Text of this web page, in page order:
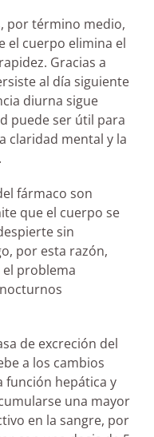
por término medio,
el cuerpo elimina el
Gracias a
al día siguiente
diurna sigue
puede ser útil para
claridad mental y la
fármaco son
que el cuerpo se
sin
por esta razón,
el problema
de excreción del
a los cambios
función hepática y
una mayor
en la sangre, por